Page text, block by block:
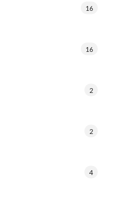
16
16
2
2
4